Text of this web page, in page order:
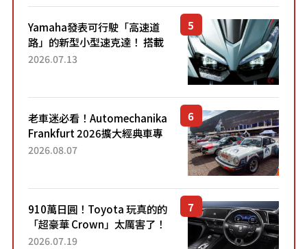
Yamaha發表可行駛「高速道
路」的新型小型速克達！ 搭載
能享受超強勁「渦輪感」的動
2026.07.13
老車迷必看！Automechanika
Frankfurt 2026擴大經典車專
區 1954年珍稀古董車現場修復
2026.08.07
910萬日圓！Toyota 玩真的的
「超豪華 Crown」太厲害了！
採用由「匠人技藝」打造的
2026.07.19